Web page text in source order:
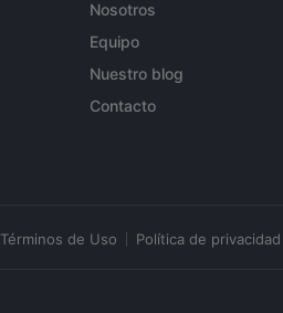
Nosotros
Equipo
Nuestro blog
Contacto
Términos de Uso Política de privacidad